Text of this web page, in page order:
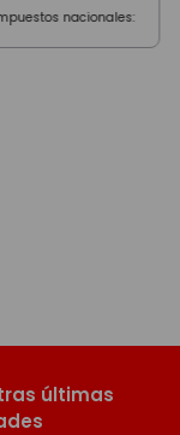
nacionales:
últimas